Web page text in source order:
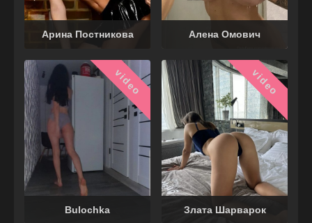
Арина Постникова Алена Омович
video
Bulochka
video
Злата Шарварок